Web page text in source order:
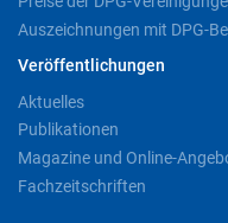
Auszeichnungen mit DPG-
Veröffentlichungen
Aktuelles
Publikationen
Magazine und Online-
Fachzeitschriften